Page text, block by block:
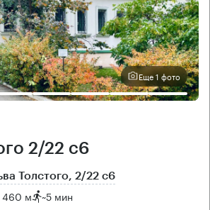
Еще 1 фото
2/22 с6
Толстого, 2/22 с6
460 м ~5 мин